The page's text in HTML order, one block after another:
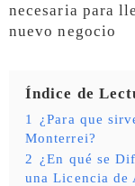
necesaria para
nuevo negocio
Índice de
1
¿Para que
Monterrei?
2 ¿En qué se
una Licencia de